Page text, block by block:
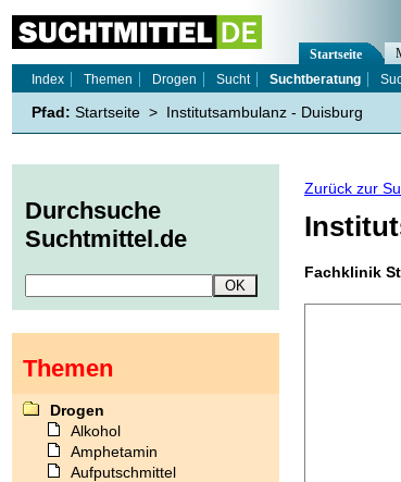
Zurück zur
Fachklinik
Startseite
Index
Themen Drogen Sucht Suchtberatung
Pfad: Startseite > Institutsambulanz - Duisburg
Durchsuche
Suchtmittel.de
Themen
Drogen
Alkohol
Amphetamin
Aufputschmittel